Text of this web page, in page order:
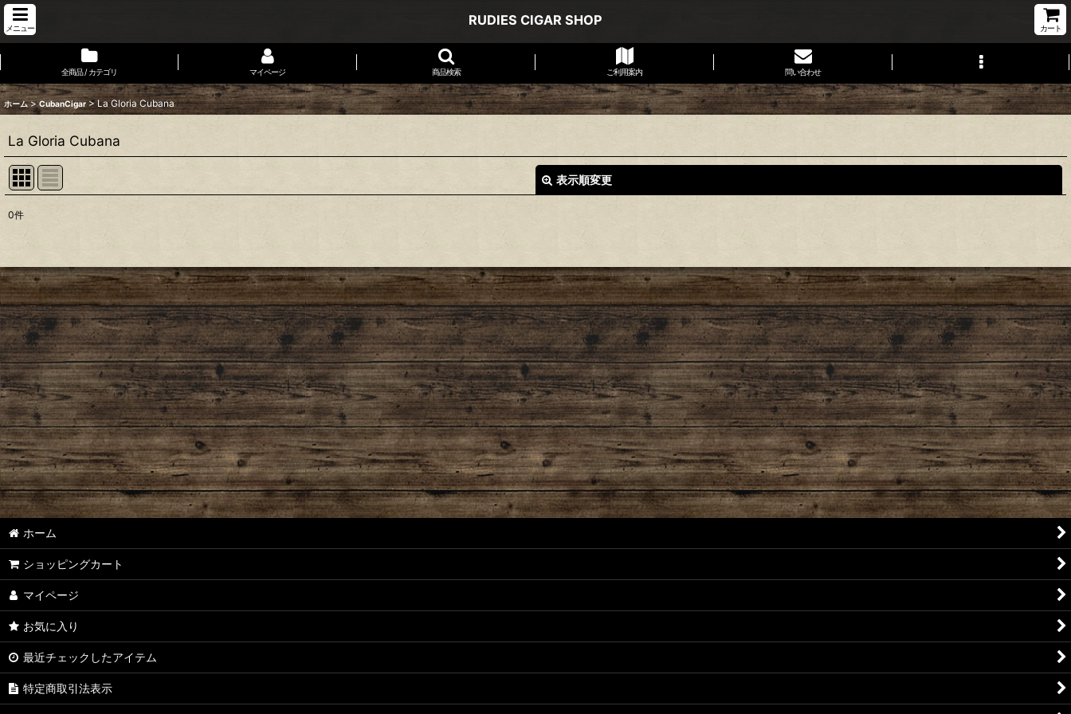
メニュー
RUDIES CIGAR SHOP
カート
全商品 / カテゴリ マイページ 商品検索 ご利用案内 問い合わせ
ホーム > CubanCigar > La Gloria Cubana
La Gloria Cubana
表示順変更
並び順:
絞り込む
0件
ホーム
ショッピングカート
マイページ
お気に入り
最近チェックしたアイテム
特定商取引法表示